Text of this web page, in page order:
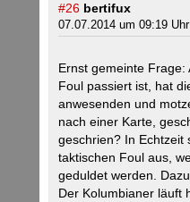
#26 bertifux
07.07.2014 um 09:19 Uhr
Ernst gemeinte Frage:
Foul passiert ist, hat
anwesenden und
nach einer Karte,
geschrien? In Echtzeit
taktischen Foul aus,
geduldet werden.
Der Kolumbianer läuft